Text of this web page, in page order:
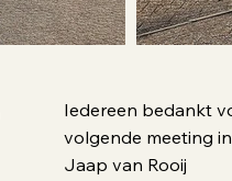
Iedereen bedankt
volgende meeting
Jaap van Rooij